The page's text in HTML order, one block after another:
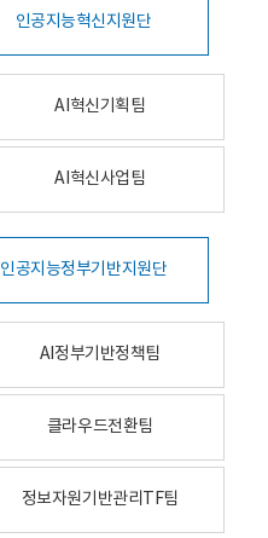
인공지능혁신지원단
AI혁신기획팀
AI혁신사업팀
인공지능정부기반지원단
AI정부기반정책팀
클라우드전환팀
정보자원기반관리TF팀